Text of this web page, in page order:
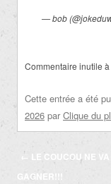
— bob
Commentaire inutile
Cette entrée a été
2026 par Clique du
Navigation
des
← LE COUCOU NE
GAGNER!!!